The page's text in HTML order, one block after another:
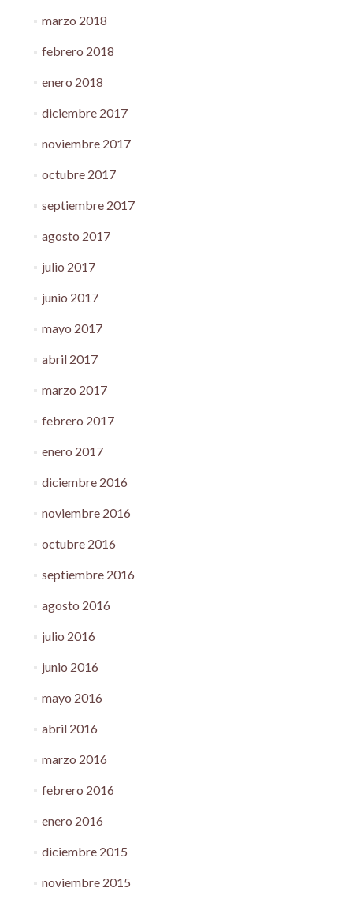
marzo 2018
febrero 2018
enero 2018
diciembre 2017
noviembre 2017
octubre 2017
septiembre 2017
agosto 2017
julio 2017
junio 2017
mayo 2017
abril 2017
marzo 2017
febrero 2017
enero 2017
diciembre 2016
noviembre 2016
octubre 2016
septiembre 2016
agosto 2016
julio 2016
junio 2016
mayo 2016
abril 2016
marzo 2016
febrero 2016
enero 2016
diciembre 2015
noviembre 2015